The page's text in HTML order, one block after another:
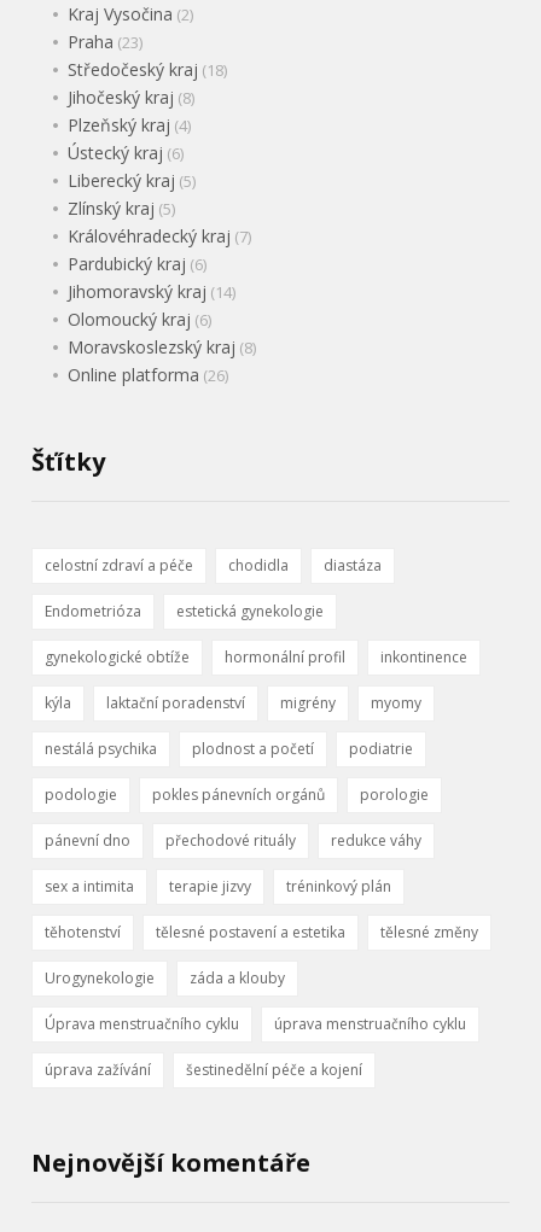
Kraj Vysočina (2)
Praha (23)
Středočeský kraj (18)
Jihočeský kraj (8)
Plzeňský kraj (4)
Ústecký kraj (6)
Liberecký kraj (5)
Zlínský kraj (5)
Královéhradecký kraj (7)
Pardubický kraj (6)
Jihomoravský kraj (14)
Olomoucký kraj (6)
Moravskoslezský kraj (8)
Online platforma (26)
Šťítky
celostní zdraví a péče chodidla diastáza
Endometrióza estetická gynekologie
gynekologické obtíže hormonální profil inkontinence
kýla laktační poradenství migrény myomy
nestálá psychika plodnost a početí podiatrie
podologie pokles pánevních orgánů porologie
pánevní dno přechodové rituály redukce váhy
sex a intimita terapie jizvy tréninkový plán
těhotenství tělesné postavení a estetika tělesné změny
Urogynekologie záda a klouby
Úprava menstruačního cyklu úprava menstruačního cyklu
úprava zažívání šestinedělní péče a kojení
Nejnovější komentáře